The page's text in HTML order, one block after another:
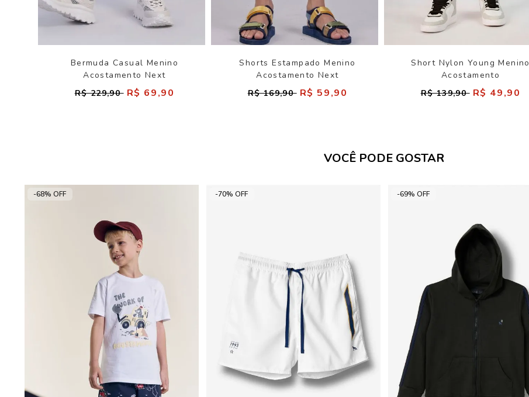
Bermuda Casual Menino
Acostamento Next
R$ 229,90 R$ 69,90
Shorts Estampado Menino
Acostamento Next
R$ 169,90 R$ 59,90
Short Nylon Young Menino
Acostamento
R$ 139,90 R$ 49,90
VOCÊ PODE GOSTAR
-68% OFF -70% OFF -69% OFF